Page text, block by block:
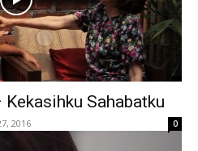
Sahabatku
2016 0